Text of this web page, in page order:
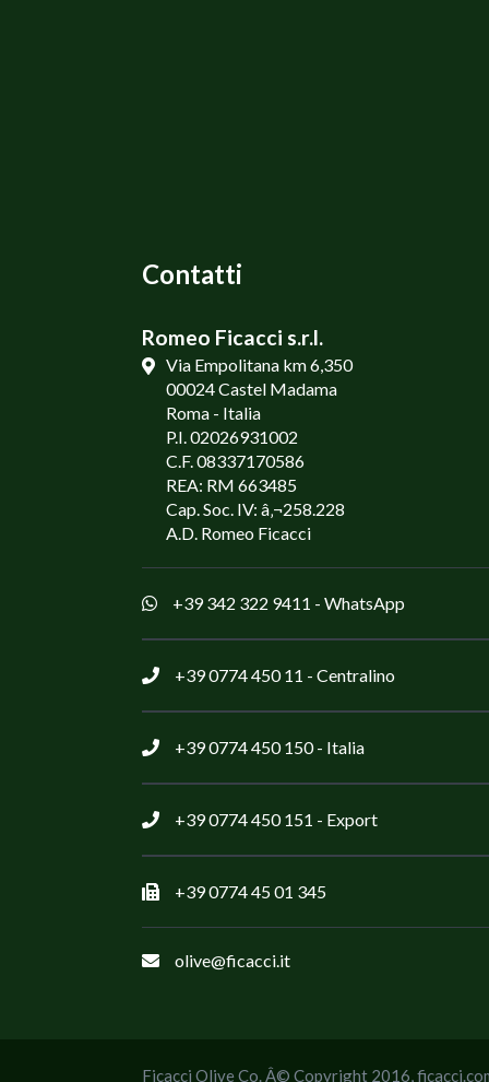
Contatti
Romeo Ficacci s.r.l.
Via Empolitana km 6,350
00024 Castel Madama
Roma - Italia
P.I. 02026931002
C.F. 08337170586
REA: RM 663485
Cap. Soc. IV: â‚¬258.228
A.D. Romeo Ficacci
+39 342 322 9411 - WhatsApp
+39 0774 450 11 - Centralino
+39 0774 450 150- Italia
+39 0774 450 151 - Export
+39 0774 45 01 345
olive@ficacci.it
Ficacci Olive Co. Â© Copyright 2016,